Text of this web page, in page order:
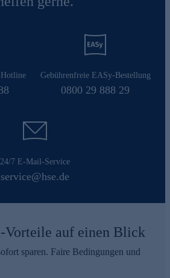
Gebührenfreie EASy-Bestellung
0800 29 888 29
24/7 E-Mail-Service
service@hse.de
Vorteile auf einen Blick
sparen. Faire Bedingungen und